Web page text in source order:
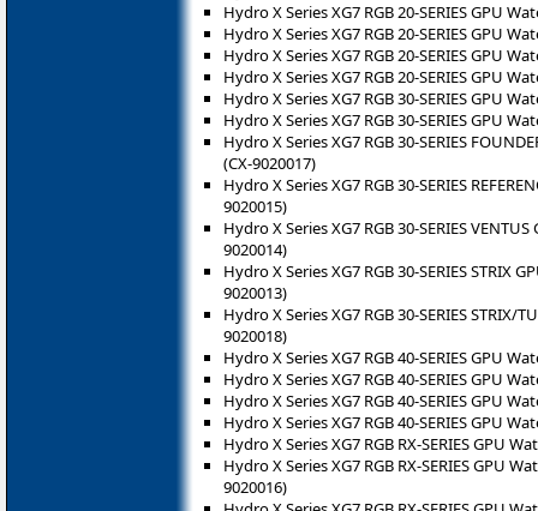
Hydro X Series XG7 RGB 20-SERIES GPU
Hydro X Series XG7 RGB 20-SERIES GPU
Hydro X Series XG7 RGB 20-SERIES GPU
Hydro X Series XG7 RGB 20-SERIES GPU
Hydro X Series XG7 RGB 30-SERIES GPU
Hydro X Series XG7 RGB 30-SERIES GPU
Hydro X Series XG7 RGB 30-SERIES
(CX-9020017)
Hydro X Series XG7 RGB 30-SERIES
9020015)
Hydro X Series XG7 RGB 30-SERIES
9020014)
Hydro X Series XG7 RGB 30-SERIES STRIX
9020013)
Hydro X Series XG7 RGB 30-SERIES STRIX/
9020018)
Hydro X Series XG7 RGB 40-SERIES GPU
Hydro X Series XG7 RGB 40-SERIES GPU
Hydro X Series XG7 RGB 40-SERIES GPU
Hydro X Series XG7 RGB 40-SERIES GPU
Hydro X Series XG7 RGB RX-SERIES GPU
Hydro X Series XG7 RGB RX-SERIES GPU
9020016)